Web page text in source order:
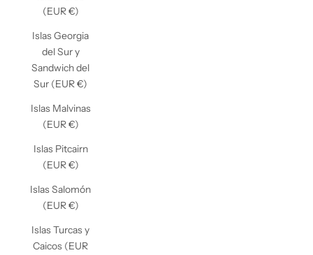
(EUR €)
Islas Georgia
del Sur y
Sandwich del
Sur (EUR €)
Islas Malvinas
(EUR €)
Islas Pitcairn
(EUR €)
Islas Salomón
(EUR €)
Islas Turcas y
Caicos (EUR